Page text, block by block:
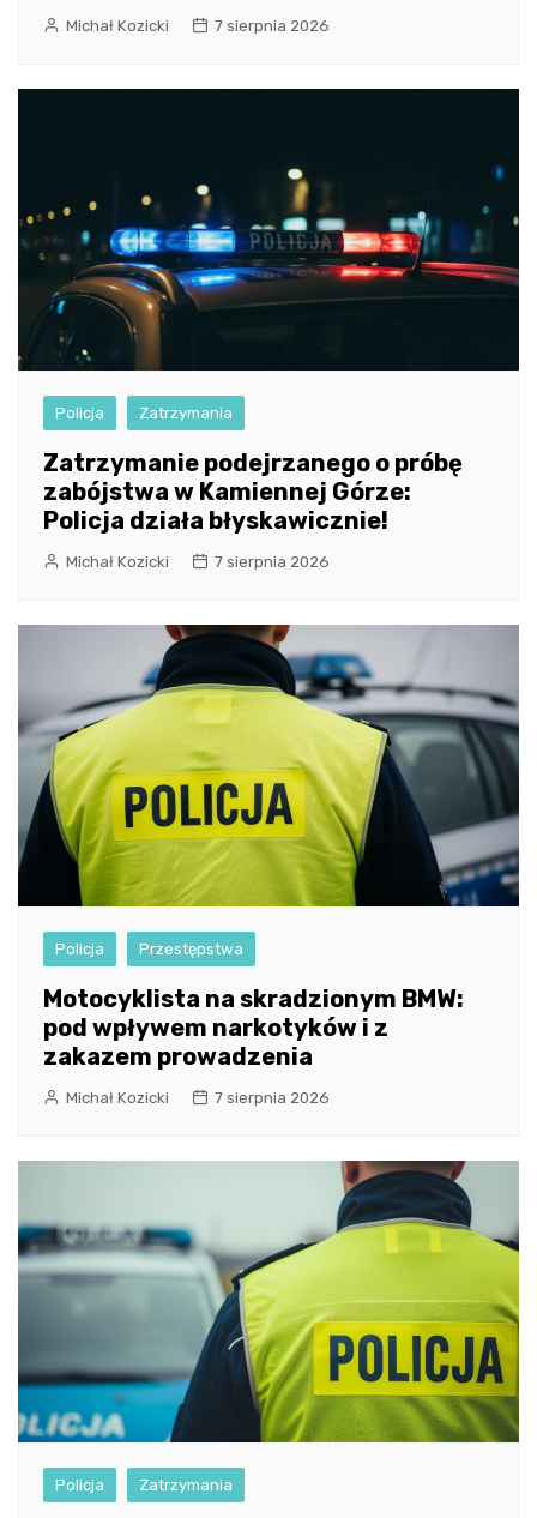
Michał Kozicki 7 sierpnia 2026
Policja Zatrzymania
Zatrzymanie podejrzanego o próbę
zabójstwa w Kamiennej Górze:
Policja działa błyskawicznie!
Michał Kozicki 7 sierpnia 2026
Policja Przestępstwa
Motocyklista na skradzionym BMW:
pod wpływem narkotyków i z
zakazem prowadzenia
Michał Kozicki 7 sierpnia 2026
Policja Zatrzymania